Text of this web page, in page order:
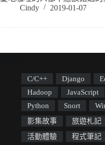
Cindy
2019-01-07
C/C++ Django
Hadoop
JavaScript
Python
Snort
影集故事
旅遊札記
活動體驗
程式筆記